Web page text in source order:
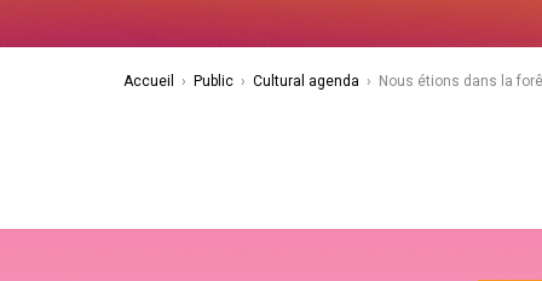
Accueil › Public › Cultural agenda › Nous étions dans la